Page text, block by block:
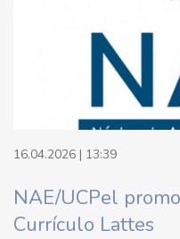
16.04.2026 | 13:39
NAE/UCPel
Currículo Lattes